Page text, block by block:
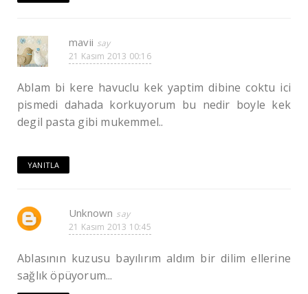
mavii
21 Kasım 2013 00:16
Ablam bi kere havuclu kek yaptim dibine coktu ici
pismedi dahada korkuyorum bu nedir boyle kek
degil pasta gibi mukemmel..
YANITLA
Unknown
21 Kasım 2013 10:45
Ablasının kuzusu bayılırım aldım bir dilim ellerine
sağlık öpüyorum...